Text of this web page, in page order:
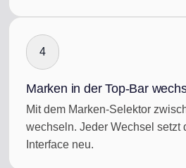
4
Marken in der Top-Bar
Mit dem Marken-Selektor
wechseln. Jeder Wechsel setzt
Interface neu.